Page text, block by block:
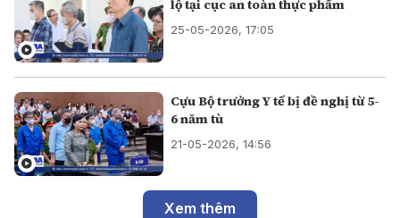
lộ tại cục an toàn thực phẩm
25-05-2026, 17:05
Cựu Bộ trưởng Y tế bị đề nghị từ 5-
6 năm tù
21-05-2026, 14:56
Xem thêm